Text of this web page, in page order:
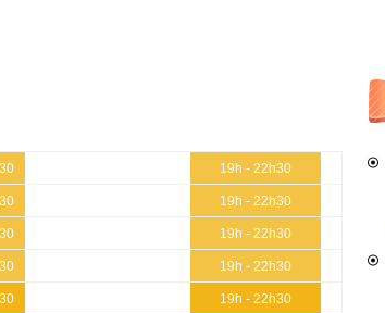
19h - 22h30
19h - 22h30
19h - 22h30
19h - 22h30
19h - 22h30